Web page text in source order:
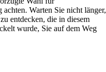
Warten Sie nicht länger,
entdecken, die in diesem
wurde, Sie auf dem Weg